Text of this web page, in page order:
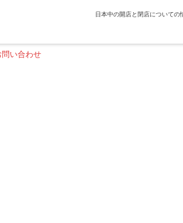
日本中の開店と閉店についての
問い合わせ